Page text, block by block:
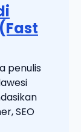
penulis
SEO